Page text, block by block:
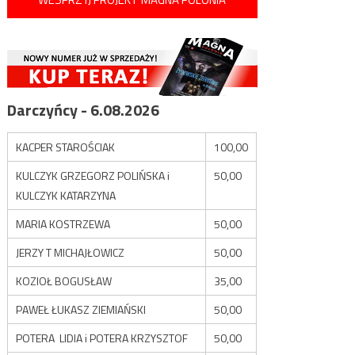
Darczyńcy - 6.08.2026
KACPER STAROŚCIAK
100,00
KULCZYK GRZEGORZ POLIŃSKA i
KULCZYK KATARZYNA
50,00
MARIA KOSTRZEWA
50,00
JERZY T MICHAJŁOWICZ
50,00
KOZIOŁ BOGUSŁAW
35,00
PAWEŁ ŁUKASZ ZIEMIAŃSKI
50,00
POTERA LIDIA i POTERA KRZYSZTOF
50,00